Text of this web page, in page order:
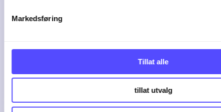
Markedsføring
Tillat alle
tillat utvalg
OPPDRAGSSTYRING
Finago Control -